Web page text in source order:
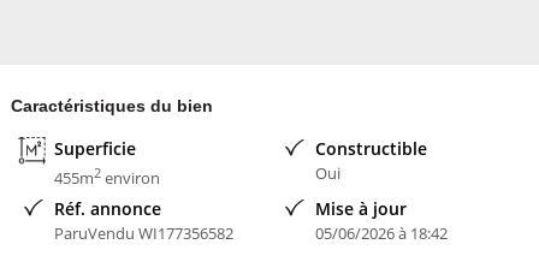
Caractéristiques du bien
Superficie
455m2environ
Constructible
Oui
Réf. annonce
ParuVendu WI177356582
Mise à jour
05/06/2026 à 18:42